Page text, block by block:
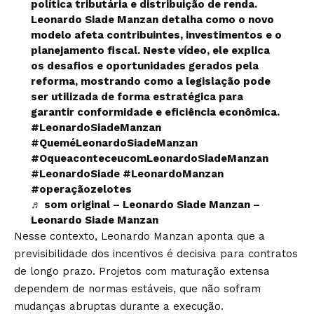
política tributária e distribuição de renda.
Leonardo Siade Manzan detalha como o novo
modelo afeta contribuintes, investimentos e o
planejamento fiscal. Neste vídeo, ele explica
os desafios e oportunidades gerados pela
reforma, mostrando como a legislação pode
ser utilizada de forma estratégica para
garantir conformidade e eficiência econômica.
#LeonardoSiadeManzan
#QueméLeonardoSiadeManzan
#OqueaconteceucomLeonardoSiadeManzan
#LeonardoSiade #LeonardoManzan
#operaçãozelotes
♬ som original – Leonardo Siade Manzan –
Leonardo Siade Manzan
Nesse contexto, Leonardo Manzan aponta que a
previsibilidade dos incentivos é decisiva para contratos
de longo prazo. Projetos com maturação extensa
dependem de normas estáveis, que não sofram
mudanças abruptas durante a execução.